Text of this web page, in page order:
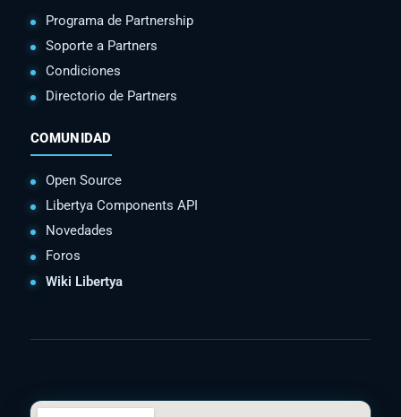
Programa de Partnership
Soporte a Partners
Condiciones
Directorio de Partners
COMUNIDAD
Open Source
Libertya Components API
Novedades
Foros
Wiki Libertya